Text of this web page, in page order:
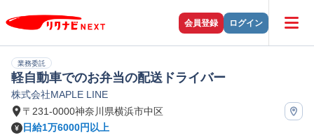
会員登録 ログイン
業務委託
軽自動車でのお弁当の配送ドライバー
株式会社MAPLE LINE
〒231-0000神奈川県横浜市中区
日給1万6000円以上